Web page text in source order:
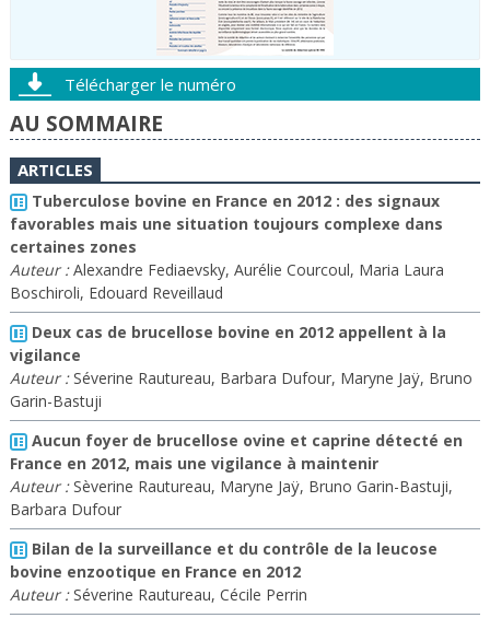
Télécharger le numéro
AU SOMMAIRE
ARTICLES
Tuberculose bovine en France en 2012 : des signaux
favorables mais une situation toujours complexe dans
certaines zones
Auteur :Alexandre Fediaevsky, Aurélie Courcoul, Maria Laura
Boschiroli, Edouard Reveillaud
Deux cas de brucellose bovine en 2012 appellent à la
vigilance
Auteur :Séverine Rautureau, Barbara Dufour, Maryne Jaÿ, Bruno
Garin-Bastuji
Aucun foyer de brucellose ovine et caprine détecté en
France en 2012, mais une vigilance à maintenir
Auteur :Sèverine Rautureau, Maryne Jaÿ, Bruno Garin-Bastuji,
Barbara Dufour
Bilan de la surveillance et du contrôle de la leucose
bovine enzootique en France en 2012
Auteur :Séverine Rautureau, Cécile Perrin